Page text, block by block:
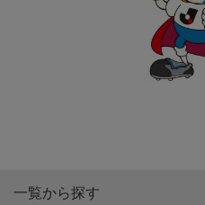
一覧から探す